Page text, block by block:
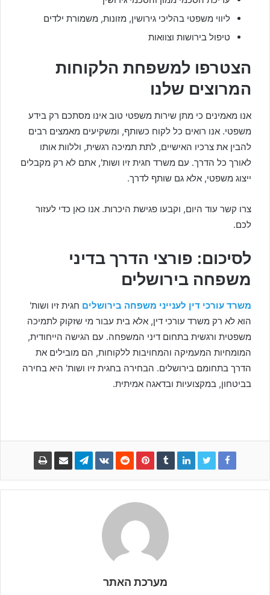
ליווי משפטי בהליכי גירושין, מזונות, משמורת ילדים
טיפול בירושות וצוואות
הצטרפו למשפחת הלקוחות
המרוצים שלנו
אנו מאמינים כי מתן שירות משפטי טוב אינו מסתכם רק בידע
משפטי. אנו רואים כל לקוח כשותף, ומשקיעים מאמצים רבים
להבין את צרכיו האישיים, לתת תמיכה רגשית, וללוות אותו
לאורך כל הדרך. עם משרד חגית זיו ושות', אתם לא רק מקבלים
ייצוג משפטי, אלא גם שותף לדרך.
צרו קשר עוד היום, וקבעו פגישת היכרות. אנו כאן כדי לעזור
לכם.
לסיכום: פורצי הדרך בדיני
משפחה בירושלים
משרד עורכי דין לענייני משפחה בירושלים חגית זיו ושות'
הוא לא רק משרד עורכי דין, אלא בית עבור מי שזקוק לתמיכה
משפטית ורגשית בתחום דיני המשפחה. עם הגישה הייחודית,
המומחיות המעמיקה והמחויבות ללקוחות, הם מובילים את
הדרך בתחומם בירושלים. הבחירה בחגית זיו ושות' היא בחירה
בביטחון, במקצועיות ובדאגה אמיתית.
מערכת האתר